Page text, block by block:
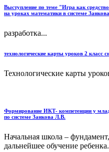
Выступление по теме "Игра как
на уроках математики в системе
разработка...
технологические карты уроков 2 класс
Технологические карты
Формирование ИКТ- компетенции у
по системе Занкова Л.В.
Начальная школа –
дальнейшее обучение